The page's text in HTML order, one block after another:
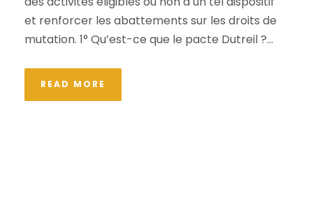
et renforcer les abattements sur les droits de
mutation. 1° Qu’est-ce que le pacte Dutreil ?...
READ MORE